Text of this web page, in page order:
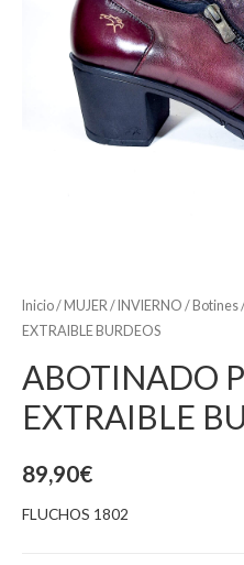
Inicio/ MUJER / INVIERNO / Botines
EXTRAIBLE BURDEOS
ABOTINADO
EXTRAIBLE
89,90€
FLUCHOS 1802